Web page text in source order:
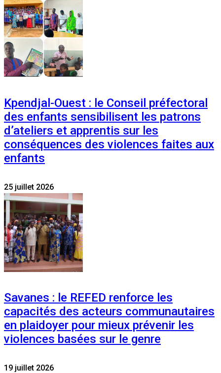
Kpendjal-Ouest : le Conseil préfectoral
des enfants sensibilisent les patrons
d’ateliers et apprentis sur les
conséquences des violences faites aux
enfants
25 juillet 2026
Savanes : le REFED renforce les
capacités des acteurs communautaires
en plaidoyer pour mieux prévenir les
violences basées sur le genre
19 juillet 2026